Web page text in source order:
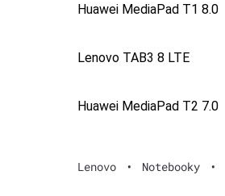
Huawei MediaPad T1 8.0
Lenovo TAB3 8 LTE
Huawei MediaPad T2 7.0
Lenovo • Notebooky •